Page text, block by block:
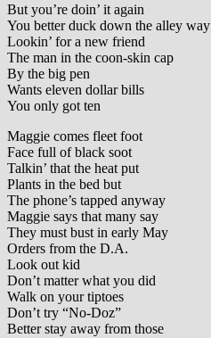
But you’re doin’ it again
You better duck down the alley way
Lookin’ for a new friend
The man in the coon-skin cap
By the big pen
Wants eleven dollar bills
You only got ten
Maggie comes fleet foot
Face full of black soot
Talkin’ that the heat put
Plants in the bed but
The phone’s tapped anyway
Maggie says that many say
They must bust in early May
Orders from the D.A.
Look out kid
Don’t matter what you did
Walk on your tiptoes
Don’t try “No-Doz”
Better stay away from those